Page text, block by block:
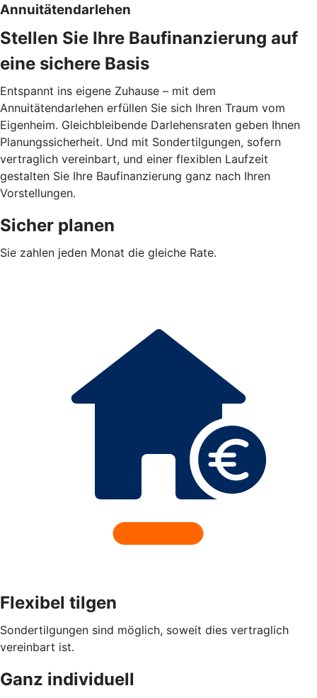
Annuitätendarlehen
Stellen Sie Ihre Baufinanzierung auf
eine sichere Basis
Entspannt ins eigene Zuhause – mit dem
Annuitätendarlehen erfüllen Sie sich Ihren Traum vom
Eigenheim. Gleichbleibende Darlehensraten geben Ihnen
Planungssicherheit. Und mit Sondertilgungen, sofern
vertraglich vereinbart, und einer flexiblen Laufzeit
gestalten Sie Ihre Baufinanzierung ganz nach Ihren
Vorstellungen.
Sicher planen
Sie zahlen jeden Monat die gleiche Rate.
Flexibel tilgen
Sondertilgungen sind möglich, soweit dies vertraglich
vereinbart ist.
Ganz individuell